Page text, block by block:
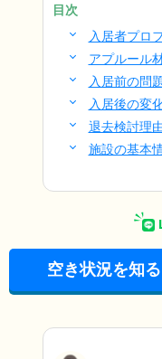
目次
入居者プロ
アプルール
入居前の問
入居後の変
退去検討理
施設の基本
空き状況を知る